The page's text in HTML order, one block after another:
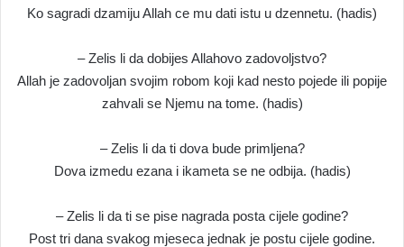
Ko sagradi dzamiju Allah ce mu dati istu u dzennetu. (hadis)
– Zelis li da dobijes Allahovo zadovoljstvo?
Allah je zadovoljan svojim robom koji kad nesto pojede ili popije
zahvali se Njemu na tome. (hadis)
– Zelis li da ti dova bude primljena?
Dova izmedu ezana i ikameta se ne odbija. (hadis)
– Zelis li da ti se pise nagrada posta cijele godine?
Post tri dana svakog mjeseca jednak je postu cijele godine.